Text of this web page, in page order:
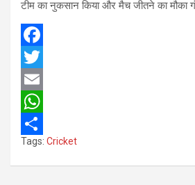
टीम का नुकसान किया और मैच जीतने का मौका
F
a
c
e
b
o
T
w
t
t
E
m
a
i
W
h
a
S
h
Tags: Cricket